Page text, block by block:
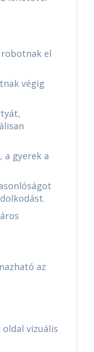
robotnak el
végig
a gyerek a
az
vizuális